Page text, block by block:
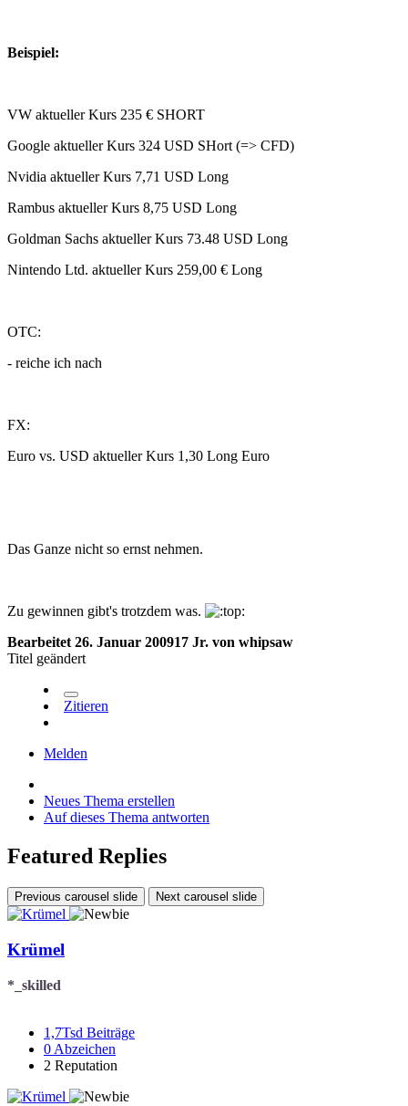
Beispiel:
VW aktueller Kurs 235 € SHORT
Google aktueller Kurs 324 USD SHort (=> CFD)
Nvidia aktueller Kurs 7,71 USD Long
Rambus aktueller Kurs 8,75 USD Long
Goldman Sachs aktueller Kurs 73.48 USD Long
Nintendo Ltd. aktueller Kurs 259,00 € Long
OTC:
- reiche ich nach
FX:
Euro vs. USD aktueller Kurs 1,30 Long Euro
Das Ganze nicht so ernst nehmen.
Zu gewinnen gibt's trotzdem was.
Bearbeitet 26. Januar 200917 Jr. von whipsaw
Titel geändert
Zitieren
Melden
Neues Thema erstellen
Auf dieses Thema antworten
Featured Replies
Previous carousel slide Next carousel slide
Krümel
*_skilled
1,7Tsd Beiträge
0 Abzeichen
2 Reputation